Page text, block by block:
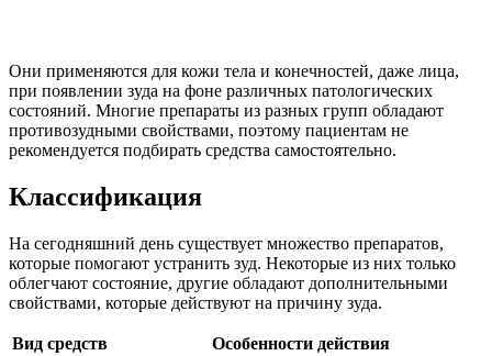
Они применяются для кожи тела и конечностей, даже лица,
при появлении зуда на фоне различных патологических
состояний. Многие препараты из разных групп обладают
противозудными свойствами, поэтому пациентам не
рекомендуется подбирать средства самостоятельно.
Классификация
На сегодняшний день существует множество препаратов,
которые помогают устранить зуд. Некоторые из них только
облегчают состояние, другие обладают дополнительными
свойствами, которые действуют на причину зуда.
Вид средств Особенности действия